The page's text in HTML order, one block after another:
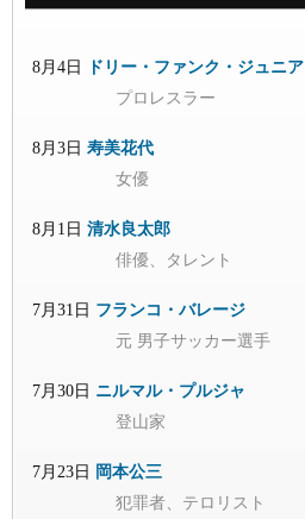
8月4日
ドリー・ファンク・ジュニア
プロレスラー
8月3日 寿美花代
女優
8月1日 清水良太郎
俳優、タレント
7月31日 フランコ・バレージ
元 男子サッカー選手
7月30日 ニルマル・プルジャ
登山家
7月23日 岡本公三
犯罪者、テロリスト